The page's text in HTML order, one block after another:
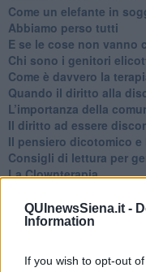
QUInewsSiena.it -
Information
If you wish to opt-out
​Come un elefante in
​Abbiamo perso tutti
E se le cose non vanno
​Chi sono i genitori
Come è davvero la
Quando il diritto alla
​L’importanza della
​Il diritto ad essere
​Il pensiero dicotomico e
​Consigli di lettura per
​La Clownterapia
L’invisibile fatica
Vacanze a km zero
​Il lato positivo delle cose